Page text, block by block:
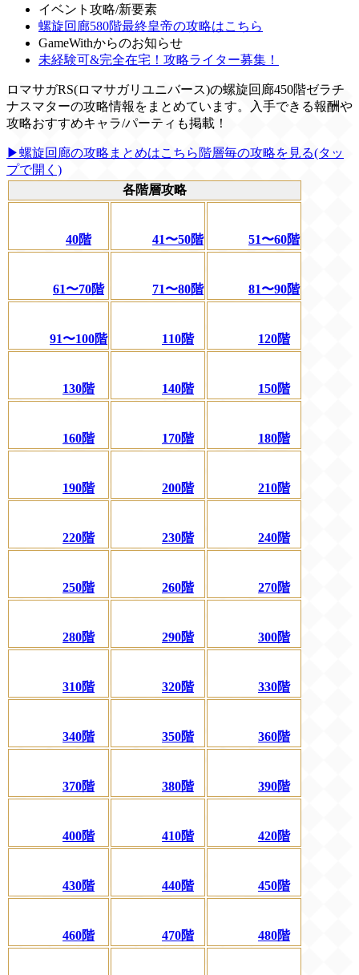
イベント攻略/新要素
螺旋回廊580階最終皇帝の攻略はこちら
GameWithからのお知らせ
未経験可&完全在宅！攻略ライター募集！
ロマサガRS(ロマサガリユニバース)の螺旋回廊450階ゼラチ
ナスマターの攻略情報をまとめています。入手できる報酬や
攻略おすすめキャラ/パーティも掲載！
▶螺旋回廊の攻略まとめはこちら 階層毎の攻略を見る(タッ
プで開く)
各階層攻略
40階 41〜50階 51〜60階
61〜70階 71〜80階 81〜90階
91〜100階 110階 120階
130階 140階 150階
160階 170階 180階
190階 200階 210階
220階 230階 240階
250階 260階 270階
280階 290階 300階
310階 320階 330階
340階 350階 360階
370階 380階 390階
400階 410階 420階
430階 440階 450階
460階 470階 480階